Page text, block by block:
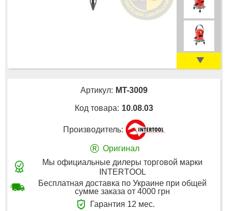
Артикул: MT-3009
Код товара: 10.08.03
Производитель:
® Оригинал
Мы официальные дилеры торговой марки
INTERTOOL
Бесплатная доставка по Украине при общей
сумме заказа от 4000 грн
Гарантия 12 мес.